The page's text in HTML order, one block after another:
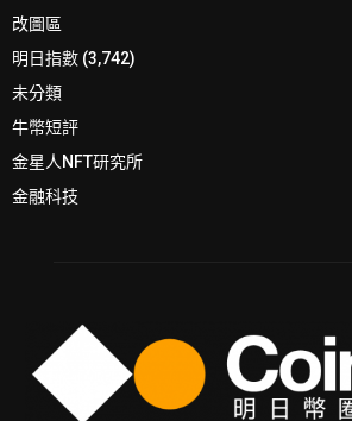
改圖區
明日指數 (3,742)
未分類
牛幣短評
金星人NFT研究所
金融科技